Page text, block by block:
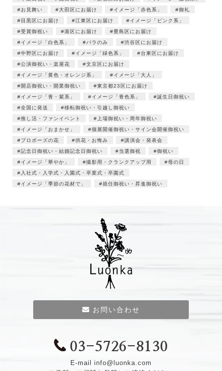
お見舞い
大田区にお届け イメージ「赤色系」
御礼
目黒区にお届け
江東区にお届け
イメージ「ピンク系」
受賞御祝い
港区にお届け
豊島区にお届け
イメージ「白色系」
バラのみ
渋谷区にお届け
中野区にお届け
イメージ「緑色系」
台東区にお届け
公演御祝い・楽屋花
文京区にお届け
イメージ「黄色・オレンジ系」
イメージ「大人」
開店御祝い・開業御祝い
東京都23区にお届け
イメージ「青・紫系」
イメージ「青色系」
誕生日御祝い
全国に発送
移転御祝い・引越し御祝い
推し活・ファンイベント
上場御祝い・周年御祝い
イメージ「おまかせ」
個展開催御祝い・サイン会開催御祝い
プロポーズの花
供花・お悔み
講演会・発表会
記念日御祝い・結婚記念日御祝い
当選御祝
御祝い
イメージ「華やか」
撮影用・クランクアップ用
母の日
入社式・入学式・入園式・卒業式・卒園式
イメージ「季節の花材で」
就任御祝い・昇進御祝い
お問い合わせ
03-5726-8130
E-mail info@luonka.com